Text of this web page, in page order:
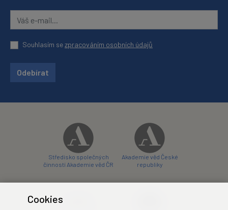
Souhlasím sezpracováním osobních údajů
Odebírat
Středisko společných
činností Akademie věd ČR
Akademie věd České
republiky
Cookies